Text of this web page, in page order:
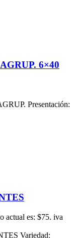
6×40
Presentación:
actual es: $75. iva
Variedad: